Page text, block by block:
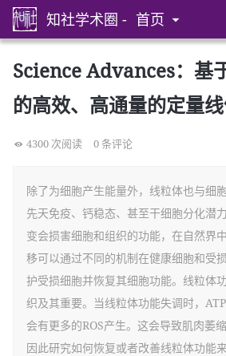
知社学术圈 - 首页
Science Advances：基
的高效、高通量的定量
4300 次阅读 0 条评论
除了为细胞产生能量外，线粒体也与细
先天免疫、钙稳态、甚至干细胞分化潜
变会损害细胞和组织的功能，在自然界
移可以通过不同的机制在健康细胞和受
护受损细胞并恢复其细胞功能。线粒体
织及其重要。当线粒体功能失调时，
会有更多的ROS产生。这会导致肌肉萎
因此研究如何恢复或者改善线粒体功能